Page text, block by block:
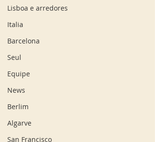
Lisboa e arredores
Italia
Barcelona
Seul
Equipe
News
Berlim
Algarve
San Francisco